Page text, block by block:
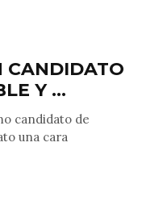
CANDIDATO
Y ...
candidato de
una cara